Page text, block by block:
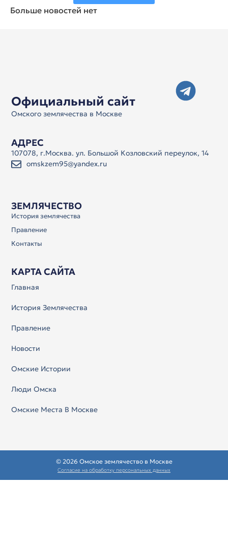
Больше новостей нет
Официальный сайт
Омского землячества в Москве
ЗЕМЛЯЧЕСТВО
История землячества
Правление
Контакты
КАРТА САЙТА
Главная
История Землячества
Правление
Новости
Омские Истории
Люди Омска
Омские Места В Москве
АДРЕС
107078, г.Москва. ул. Большой Козловский переулок, 14
omskzem95@yandex.ru
© 2026 Омское землячество в Москве
Согласие на обработку персональных данных